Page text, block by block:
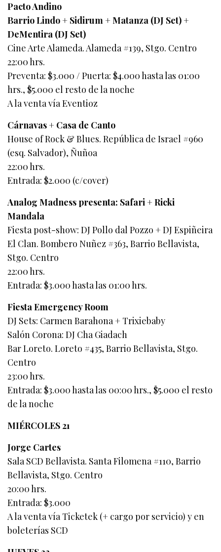
Pacto Andino
Barrio Lindo + Sidirum + Matanza (DJ Set) +
DeMentira (DJ Set)
Cine Arte Alameda. Alameda #139, Stgo. Centro
22:00 hrs.
Preventa: $3.000 / Puerta: $4.000 hasta las 01:00
hrs., $5.000 el resto de la noche
A la venta vía Eventioz
Cárnavas + Casa de Canto
House of Rock & Blues. República de Israel #960
(esq. Salvador), Ñuñoa
22:00 hrs.
Entrada: $2.000 (c/cover)
Analog Madness presenta: Safari + Ricki
Mandala
Fiesta post-show: DJ Pollo dal Pozzo + DJ Espiñeira
El Clan. Bombero Nuñez #363, Barrio Bellavista,
Stgo. Centro
22:00 hrs.
Entrada: $3.000 hasta las 01:00 hrs.
Fiesta Emergency Room
DJ Sets: Carmen Barahona + Trixiebaby
Salón Corona: DJ Cha Giadach
Bar Loreto. Loreto #435, Barrio Bellavista, Stgo.
Centro
23:00 hrs.
Entrada: $3.000 hasta las 00:00 hrs., $5.000 el resto
de la noche
MIÉRCOLES 21
Jorge Cartes
Sala SCD Bellavista. Santa Filomena #110, Barrio
Bellavista, Stgo. Centro
20:00 hrs.
Entrada: $3.000
A la venta vía Ticketek (+ cargo por servicio) y en
boleterías SCD